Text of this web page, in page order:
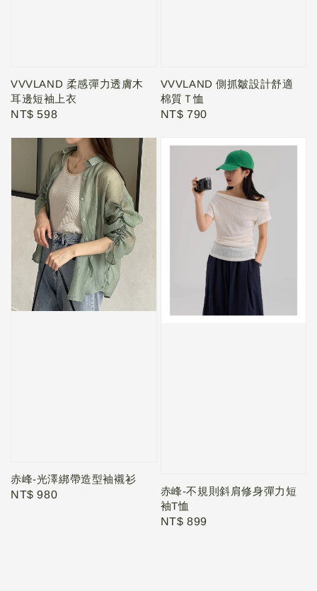
VVVLAND 柔感彈力透膚木
耳邊短袖上衣
Regular
NT$ 598
VVVLAND 側抓皺設計舒適
棉質Ｔ恤
Regular
NT$ 790
赤峰-光澤綁帶造型袖襯衫
Regular
NT$ 980
赤峰-不規則斜肩修身彈力短
袖T恤
Regular
NT$ 899